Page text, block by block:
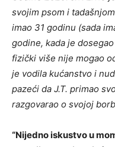
svojim psom i
imao 31 godinu (sada
godine, kada je
fizički više nije mogao
je vodila kućanstvo i
pazeći da J.T. primao
razgovarao o svojoj
“Nijedno iskustvo u